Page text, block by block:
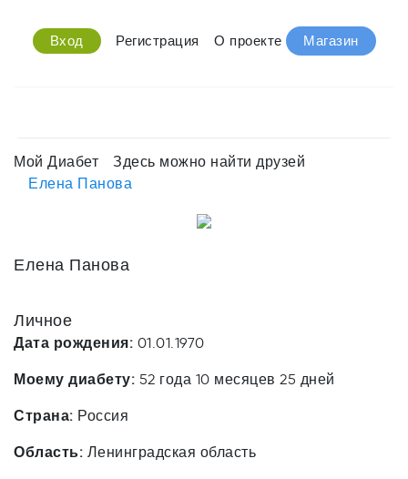
Вход Регистрация О проекте Магазин
Мой Диабет
Здесь можно найти друзей
Елена Панова
Елена Панова
Личное
Дата рождения: 01.01.1970
Моему диабету: 52 года 10 месяцев 25 дней
Страна: Россия
Область: Ленинградская область